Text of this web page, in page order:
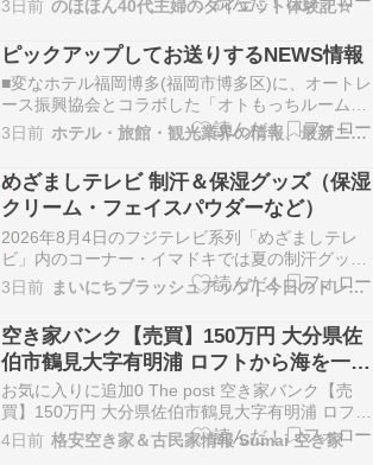
Qoo10などの通販で購入できます。 ドンキで見
かけた声もありますが、店舗によって取扱い差が
かなり大きいです。 「探し…
3日前 のほほん40代主婦のダイエット体験記☆
ピックアップしてお送りするNEWS情報
■変なホテル福岡博多(福岡市博多区)に、オートレ
ース振興協会とコラボした「オトもっちルーム」
が登場した。「オトもっちルーム」は、
AutoRace.JP投票マスコットキャラクターである
「オトもっち」で客室をデザイン。イエローを基
調としたコラボルームは壁に大きな「オトもっ
ち」が描かれ…
3日前 ホテル・旅館・観光業界の情報、最新ニュース
めざましテレビ 制汗＆保湿グッズ（保湿
クリーム・フェイスパウダーなど）
2026年8月4日のフジテレビ系列「めざましテレ
ビ」内のコーナー・イマドキでは夏の制汗グッズ
＆保湿アイテムを特集していたので、ご紹介しま
す。 めざましテレビで紹介！制汗＆保湿アイテム
今日のめざましテレビでは制汗アイテムと保湿ア
イテムを特集！ 顔汗対策のフェイスミストや、な
ど夏…
3日前 まいにちブラッシュアップ | 今日のトレンドをチェック
空き家バンク【売買】150万円 大分県佐
伯市鶴見大字有明浦 ロフトから海を一望
する 畑・倉庫付き６ＳＤＫ２階建古民家
上下水道
お気に入りに追加0 The post 空き家バンク【売
買】150万円 大分県佐伯市鶴見大字有明浦 ロフト
から海を一望する 畑・倉庫付き６ＳＤＫ２階建古
民家 上下水道 first appeared on Sumai空き家.
4日前 格安空き家＆古民家情報 Sumai 空き家